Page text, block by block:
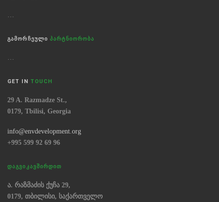
…
ᲒᲐᲛᲝᲠᲩᲔᲣᲚᲘᲞᲐᲠᲢᲜᲘᲝᲠᲝᲑᲐ
…
GET IN TOUCH
29 A. Razmadze St.,
0179, Tbilisi, Georgia
info@envdevelopment.org
+995 599 92 69 96
ᲓᲐᲒᲕᲘᲙᲐᲕᲨᲘᲠᲓᲘᲗ
ა. რაზმაძის ქუჩა 29,
0179, თბილისი, საქართველო